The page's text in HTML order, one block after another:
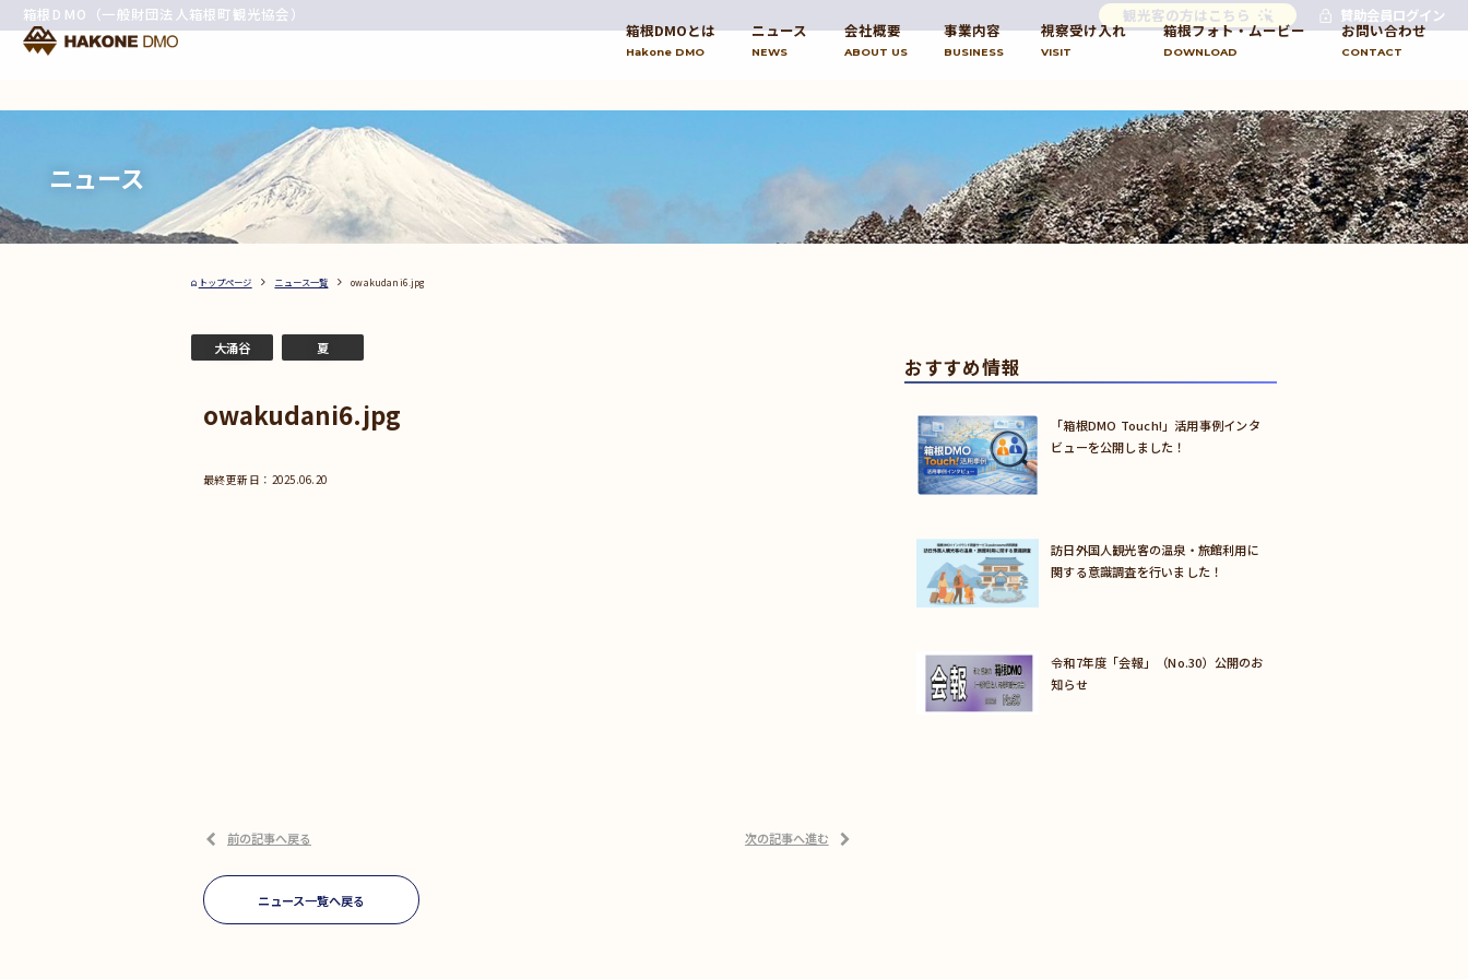
箱根DMO（一般財団法人箱根町観光協会） 観光客の方はこちら 賛助会員ログイン
箱根DMOとは
Hakone DMO
ニュース
NEWS
会社概要
ABOUT US
事業内容
BUSINESS
視察受け入れ
VISIT
箱根フォト・ムービー
DOWNLOAD
お問い合わせ
CONTACT
ニュース
トップページ ニュース一覧 owakudani6.jpg
大涌谷 夏
owakudani6.jpg
2025.06.20
おすすめ情報
「箱根DMO Touch!」活用事例インタ
ビューを公開しました！
訪日外国人観光客の温泉・旅館利用に
関する意識調査を行いました！
令和7年度「会報」（No.30）公開のお
知らせ
前の記事へ戻る 次の記事へ進む
ニュース一覧へ戻る